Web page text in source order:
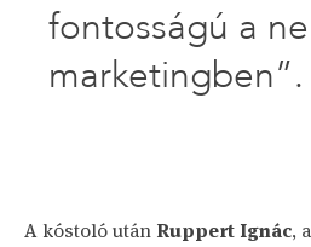
fontosságú a
marketingben”.
A kóstoló után Ruppert Ignác,